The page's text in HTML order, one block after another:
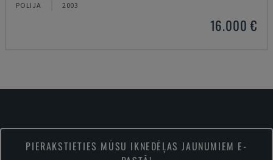
POLIJA 2003
16.000 €
PIERAKSTIETIES MŪSU IKNEDĒĻAS JAUNUMIEM E-